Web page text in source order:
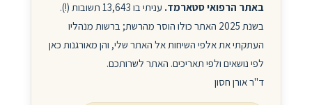
באתר הרפואי סטארמד.
עניתי בו 13,643 תשובות (!).
בשנת 2025 האתר כולו הוסר מהרשת; ברשות מנהליו
העתקתי את אלפי השיחות אל האתר שלי, והן מאורגנות כאן
לפי נושאים ולפי תאריכים. האתר לשרותכם.
ד"ר אורן חסון